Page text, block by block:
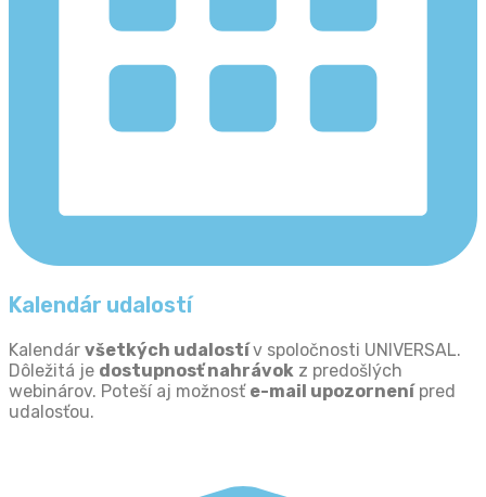
Kalendár udalostí
Kalendár všetkých udalostív spoločnosti UNIVERSAL.
Dôležitá je dostupnosť nahrávok z predošlých
webinárov. Poteší aj možnosť e-mail upozornenípred
udalosťou.